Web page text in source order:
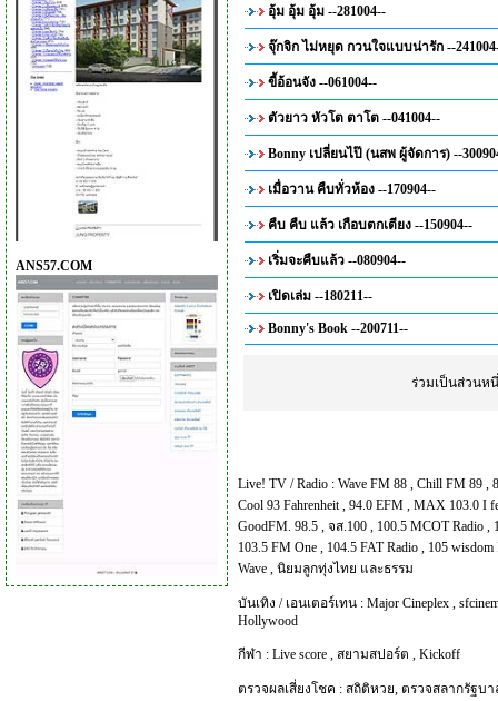
ANS57.COM
อุ้ม อุ้ม อุ้ม --281004--
จุ๊กจิก ไม่หยุด กวนใจแบบน่ารัก --
ขี้อ้อนจัง --061004--
ตัวยาว หัวโต ตาโต --041004--
Bonny เปลี่ยนไป๊ (นสพ ผู้จัดการ) --
เมื่อวาน คืบทั่วห้อง --170904--
คืบ คืบ แล้ว เกือบตกเตียง --150904--
เริ่มจะคืบแล้ว --080904--
เปิดเล่ม --180211--
Bonny's Book --200711--
ร่วมเป็นส่วนห
Live! TV / Radio : Wave FM 88 , Chill FM 89 ,
Cool 93 Fahrenheit, 94.0 EFM , MAX 103.0 I
GoodFM. 98.5 , จส.100 , 100.5 MCOT Radio ,
103.5 FM One , 104.5 FAT Radio , 105 wisdom
Wave , นิยมลูกทุ่งไทย และธรรม
บันเทิง / เอนเตอร์เทน : Major Cineplex ,
Hollywood
กีฬา : Live score , สยามสปอร์ต , Kickoff
ตรวจผลเสี่ยงโชค : สถิติหวย, ตรวจสลากรัฐบา